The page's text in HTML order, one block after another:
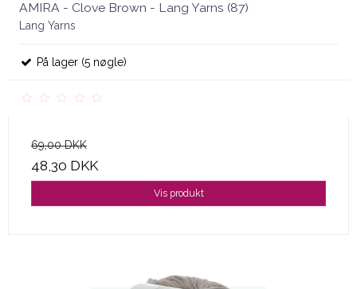
AMIRA - Clove Brown - Lang Yarns (87)
Lang Yarns
På lager (5 nøgle)
69,00 DKK
48,30 DKK
Vis produkt